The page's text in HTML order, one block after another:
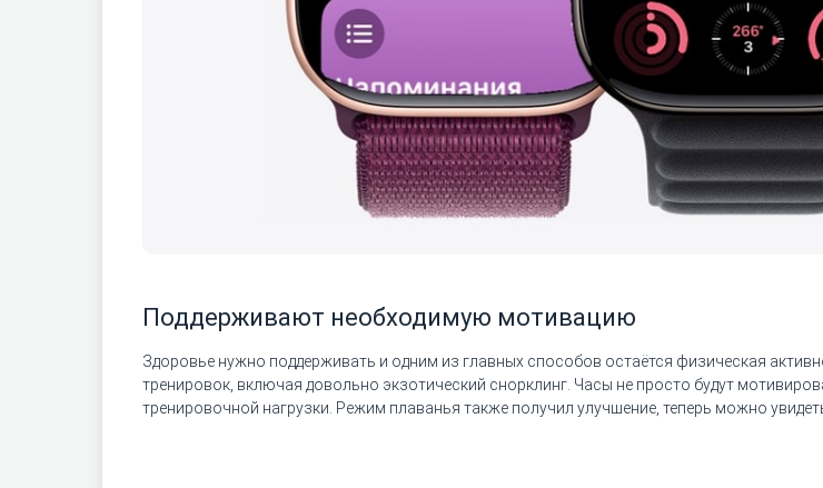
Поддерживают необходимую мотивацию
Здоровье нужно поддерживать и одним из главных способов остаётся физическая
тренировок, включая довольно экзотический снорклинг. Часы не просто будут
тренировочной нагрузки. Режим плаванья также получил улучшение, теперь можно